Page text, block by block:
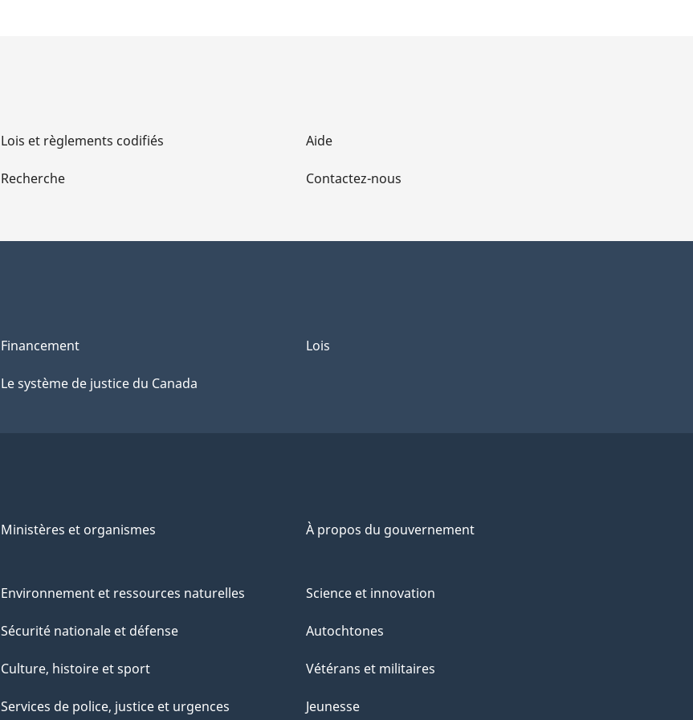
Lois et règlements codifiés
Recherche
Aide
Contactez-nous
Financement
Le système de justice du Canada
Lois
Ministères et organismes À propos du gouvernement
Environnement et ressources naturelles
Sécurité nationale et défense
Culture, histoire et sport
Services de police, justice et urgences
Science et innovation
Autochtones
Vétérans et militaires
Jeunesse